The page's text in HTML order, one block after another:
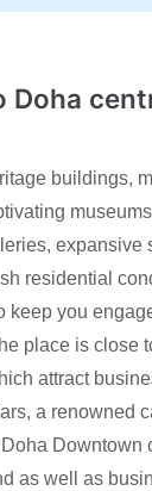
Doha
buildings,
expansive
residential
keep you
place is close
attract
a renowned
Downtown
as well as